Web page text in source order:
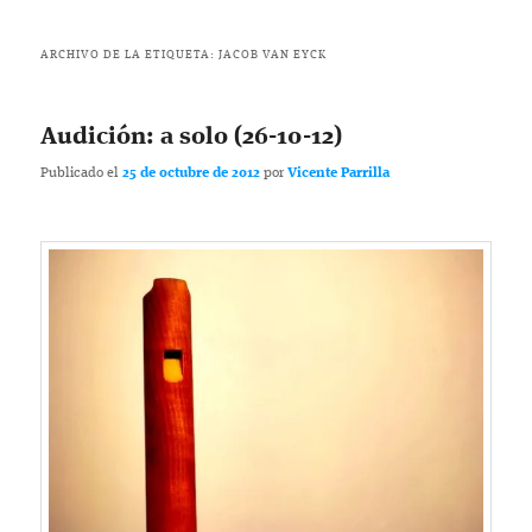
ARCHIVO DE LA ETIQUETA:JACOB VAN EYCK
Audición: a solo (26-10-12)
Publicado el25 de octubre de 2012 porVicente Parrilla